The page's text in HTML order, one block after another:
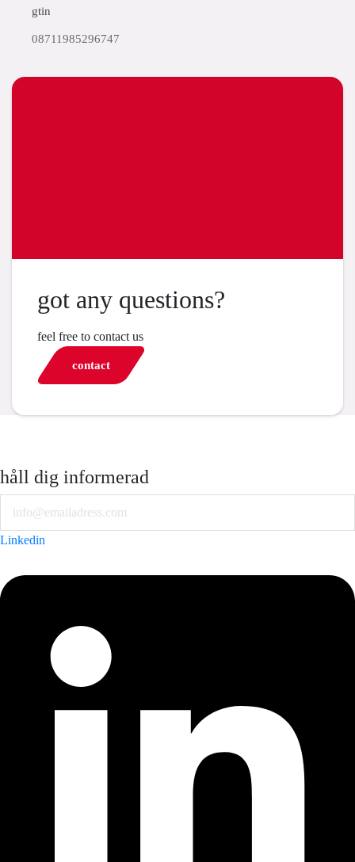
gtin
08711985296747
got any questions?
feel free to contact us
contact
håll dig informerad
Linkedin